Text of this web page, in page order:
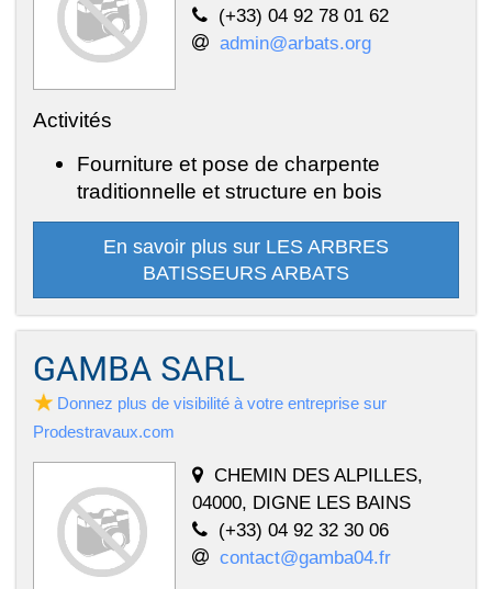
(+33) 04 92 78 01 62
admin@arbats.org
Activités
Fourniture et pose de charpente
traditionnelle et structure en bois
En savoir plus sur LES ARBRES
BATISSEURS ARBATS
GAMBA SARL
Donnez plus de visibilité à votre entreprise sur
Prodestravaux.com
CHEMIN DES ALPILLES,
04000, DIGNE LES BAINS
(+33) 04 92 32 30 06
contact@gamba04.fr